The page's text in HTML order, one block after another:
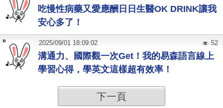
吃慢性病藥又愛應酬日日生醫OK DRINK讓我
安心多了！
溝通力、國際觀一次Get！我的易森語言線上
學習心得，學英文這樣超有效率！
2025/09/01 18:09:02 52
下一頁